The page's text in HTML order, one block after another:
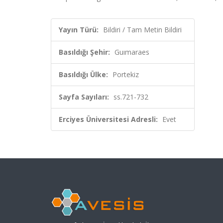
Yayın Türü: Bildiri / Tam Metin Bildiri
Basıldığı Şehir: Guımaraes
Basıldığı Ülke: Portekiz
Sayfa Sayıları: ss.721-732
Erciyes Üniversitesi Adresli: Evet